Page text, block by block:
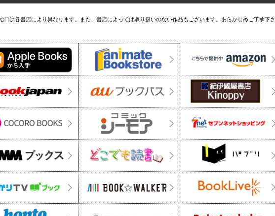
日は各書店により異なります。また、書店によっては取り扱いのない作品もございます。あらかじめご了承下さ